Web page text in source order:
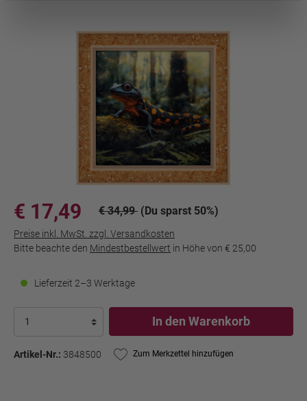
€ 17,49 € 34,99 (Du sparst 50%)
Preise inkl. MwSt. zzgl. Versandkosten
Bitte beachte den Mindestbestellwert in Höhe von € 25,00
Lieferzeit 2–3 Werktage
In den Warenkorb
Artikel-Nr.: 3848500 Zum Merkzettel hinzufügen